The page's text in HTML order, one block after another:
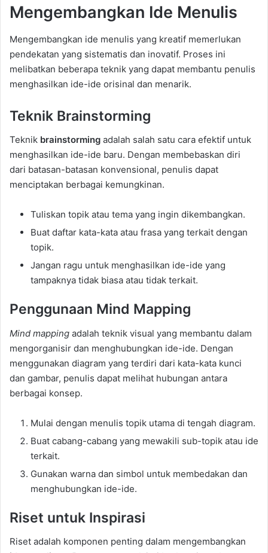
Mengembangkan Ide Menulis
Mengembangkan ide menulis yang kreatif memerlukan
pendekatan yang sistematis dan inovatif. Proses ini
melibatkan beberapa teknik yang dapat membantu penulis
menghasilkan ide-ide orisinal dan menarik.
Teknik Brainstorming
Teknik brainstorming adalah salah satu cara efektif untuk
menghasilkan ide-ide baru. Dengan membebaskan diri
dari batasan-batasan konvensional, penulis dapat
menciptakan berbagai kemungkinan.
Tuliskan topik atau tema yang ingin dikembangkan.
Buat daftar kata-kata atau frasa yang terkait dengan
topik.
Jangan ragu untuk menghasilkan ide-ide yang
tampaknya tidak biasa atau tidak terkait.
Penggunaan Mind Mapping
Mind mapping adalah teknik visual yang membantu dalam
mengorganisir dan menghubungkan ide-ide. Dengan
menggunakan diagram yang terdiri dari kata-kata kunci
dan gambar, penulis dapat melihat hubungan antara
berbagai konsep.
Mulai dengan menulis topik utama di tengah diagram.
Buat cabang-cabang yang mewakili sub-topik atau ide
terkait.
Gunakan warna dan simbol untuk membedakan dan
menghubungkan ide-ide.
Riset untuk Inspirasi
Riset adalah komponen penting dalam mengembangkan